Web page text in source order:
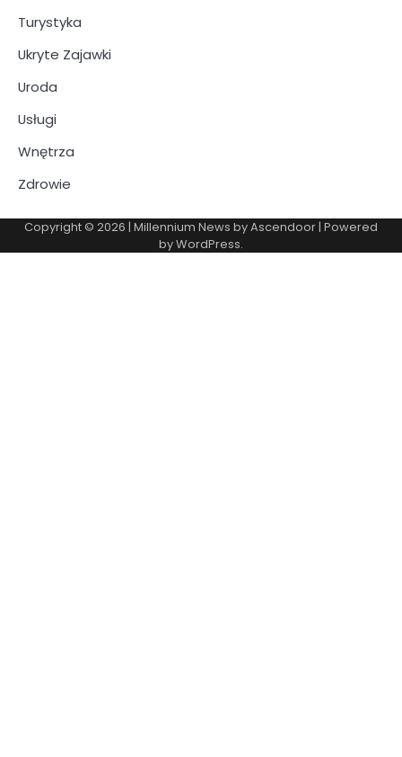
Turystyka
Ukryte Zajawki
Uroda
Usługi
Wnętrza
Zdrowie
Copyright © 2026 | Millennium News byAscendoor| Powered
byWordPress.